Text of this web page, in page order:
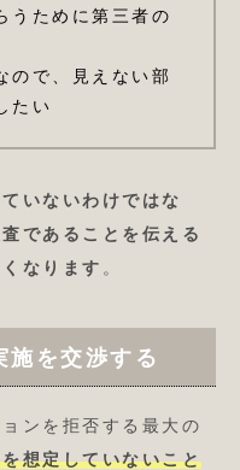
うために第三者の
ので、見えない部
たい
いないわけではな
であることを伝える
なります 。
施を交渉する
ンを拒否する最大の
想定していないこと